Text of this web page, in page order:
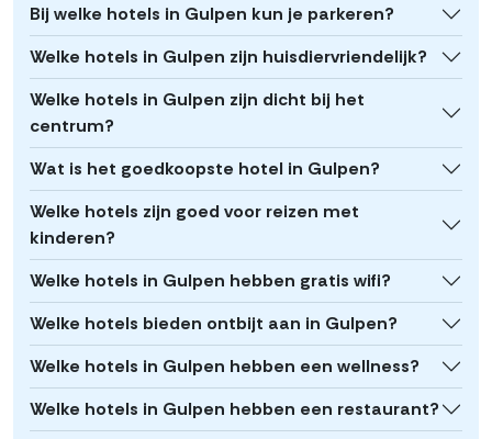
Bij welke hotels in Gulpen kun je parkeren?
Welke hotels in Gulpen zijn huisdiervriendelijk?
Welke hotels in Gulpen zijn dicht bij het
centrum?
Wat is het goedkoopste hotel in Gulpen?
Welke hotels zijn goed voor reizen met
kinderen?
Welke hotels in Gulpen hebben gratis wifi?
Welke hotels bieden ontbijt aan in Gulpen?
Welke hotels in Gulpen hebben een wellness?
Welke hotels in Gulpen hebben een restaurant?